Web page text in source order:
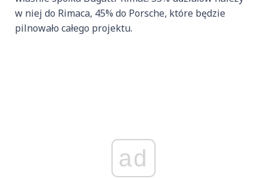
w niej do Rimaca, 45% do Porsche, które będzie
pilnowało całego projektu.
ad